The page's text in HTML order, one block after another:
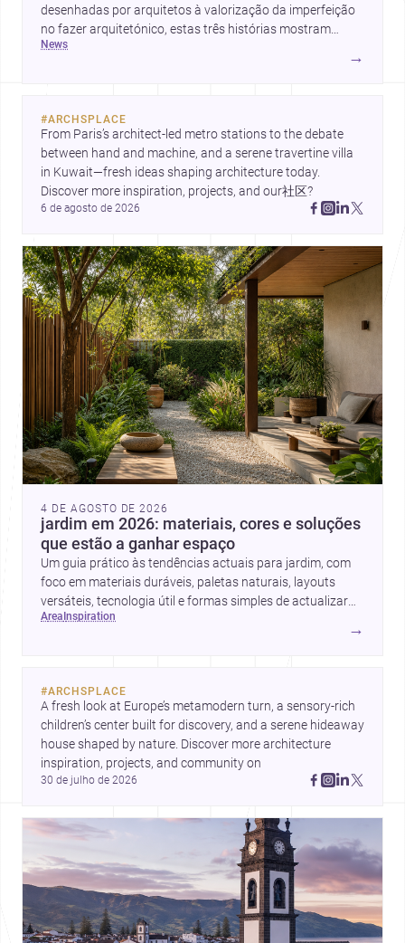
desenhadas por arquitetos à valorização da imperfeição
no fazer arquitetónico, estas três histórias mostram
como a disciplina continua a reinventar cidades, materiais
contemporânea.
news
→
#ARCHSPLACE
From Paris’s architect-led metro stations to the debate
between hand and machine, and a serene travertine villa
in Kuwait—fresh ideas shaping architecture today.
Discover more inspiration, projects, and our社区?
6 de agosto de 2026
4 DE AGOSTO DE 2026
jardim em 2026: materiais, cores e soluções
que estão a ganhar espaço
Um guia prático às tendências actuais para jardim, com
foco em materiais duráveis, paletas naturais, layouts
versáteis, tecnologia útil e formas simples de actualizar
sem obras totais.
area inspiration
→
#ARCHSPLACE
A fresh look at Europe’s metamodern turn, a sensory-rich
children’s center built for discovery, and a serene hideaway
house shaped by nature. Discover more architecture
30 de julho de 2026